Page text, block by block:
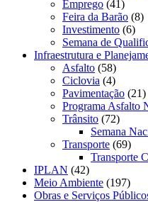
Emprego (41)
Feira da Barão (8)
Investimento (6)
Semana de
Infraestrutura e
Asfalto (58)
Ciclovia (4)
Pavimentação (21)
Programa Asfalto
Trânsito (72)
Semana
Transporte (69)
Transporte
IPLAN (42)
Meio Ambiente (197)
Obras e Serviços